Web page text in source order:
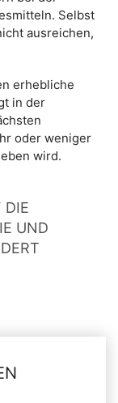
Selbst
ausreichen,
erhebliche
in der
oder weniger
wird.
DIE
UND